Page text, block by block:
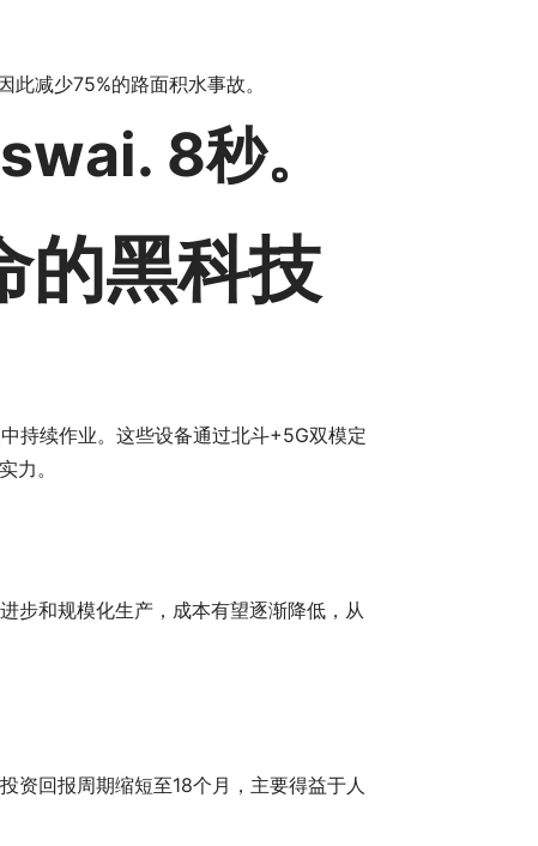
减少75%的路面积水事故。
8秒。
的黑科技
持续作业。这些设备通过北斗+5G双模定
力。
步和规模化生产，成本有望逐渐降低，从
资回报周期缩短至18个月，主要得益于人